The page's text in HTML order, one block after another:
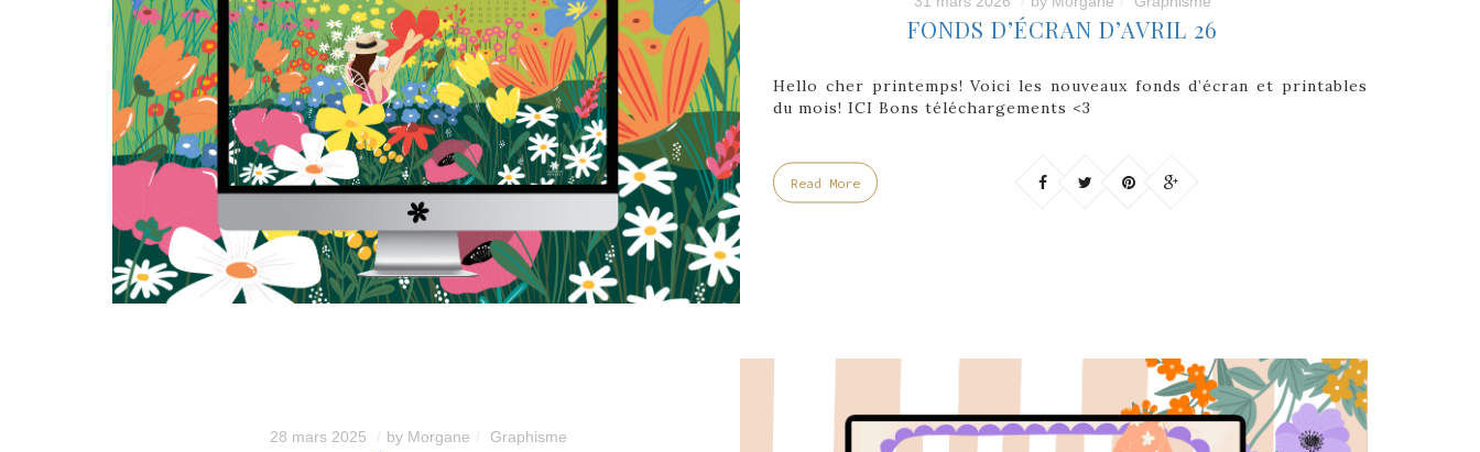
FONDS D’ÉCRAN D’AVRIL 26
Hello cher printemps! Voici les nouveaux fonds d’écran et printables
du mois! ICI Bons téléchargements <3
Read More
28 mars 2025 by Morgane Graphisme